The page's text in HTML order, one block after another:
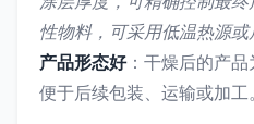
性物料，可采用低温热源或
产品形态好：干燥后的产品
便于后续包装、运输或加工。